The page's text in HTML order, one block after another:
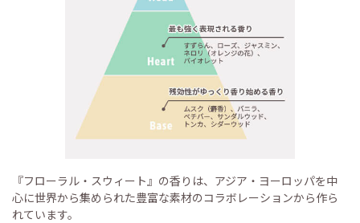
『フローラル・スウィート』の香りは、アジア・ヨーロッパを中
心に世界から集められた豊富な素材のコラボレーションから作ら
れています。